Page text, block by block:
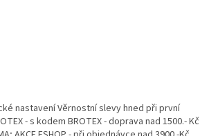
nastavení Věrnostní slevy hned při první
- s kodem BROTEX - doprava nad 1500.- Kč